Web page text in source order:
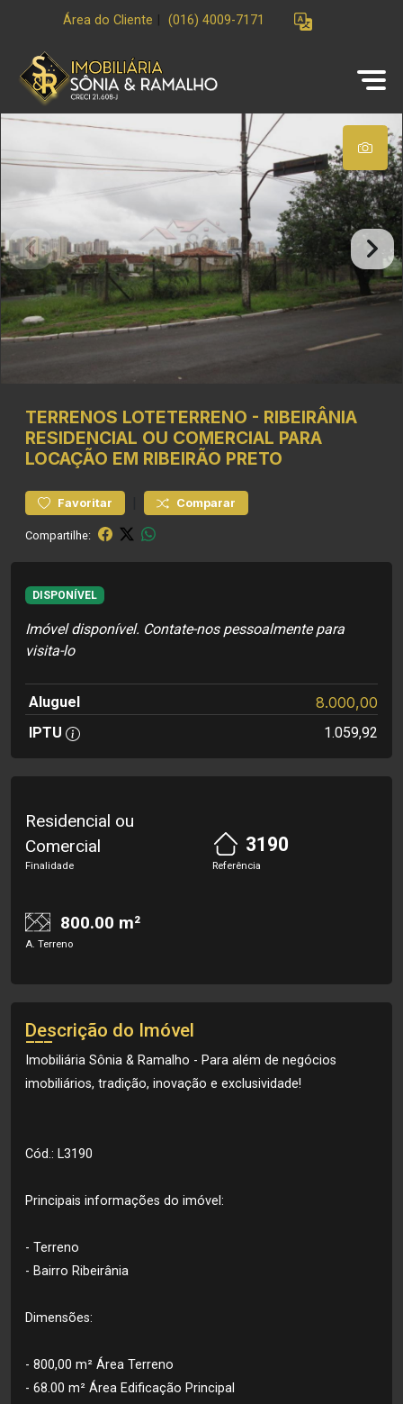
Área do Cliente (016) 4009-7171
TERRENOS LOTETERRENO - RIBEIRÂNIA
RESIDENCIAL OU COMERCIAL PARA
LOCAÇÃO EM RIBEIRÃO PRETO
Favoritar Comparar
Compartilhe:
DISPONÍVEL
Imóvel disponível. Contate-nos pessoalmente para
visita-lo
Aluguel 8.000,00
IPTU 1.059,92
Residencial ou
Comercial
Finalidade
3190
Referência
800.00 m²
A. Terreno
Descrição do Imóvel
Imobiliária Sônia & Ramalho - Para além de negócios
imobiliários, tradição, inovação e exclusividade!
Cód.: L3190
Principais informações do imóvel:
- Terreno
- Bairro Ribeirânia
Dimensões:
- 800,00 m² Área Terreno
- 68.00 m² Área Edificação Principal